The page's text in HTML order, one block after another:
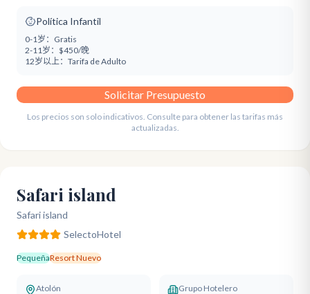
Política Infantil
0-1岁： Gratis
2-11岁： $450/晚
12岁以上： Tarifa de Adulto
Solicitar Presupuesto
Los precios son solo indicativos. Consulte para obtener las tarifas más
actualizadas.
Safari island
Safari island
SelectoHotel
PequeñaResort Nuevo
Atolón Grupo Hotelero